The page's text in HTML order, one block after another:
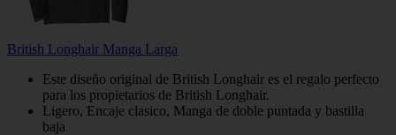
British Longhair Manga Larga
Este diseño original de British Longhair es el regalo perfecto
para los propietarios de British Longhair.
Ligero, Encaje clasico, Manga de doble puntada y bastilla
baja